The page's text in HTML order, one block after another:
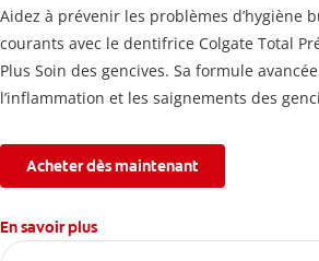
Aidez à prévenir les problèmes d’hygiène
courants avec le dentifrice Colgate Total
Plus Soin des gencives. Sa formule
l’inflammation et les saignements des
l’érosion de l’émail.
Acheter dès maintenant
En savoir plus